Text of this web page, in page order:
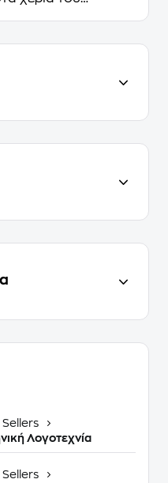
Sellers
Λογοτεχνία
Sellers